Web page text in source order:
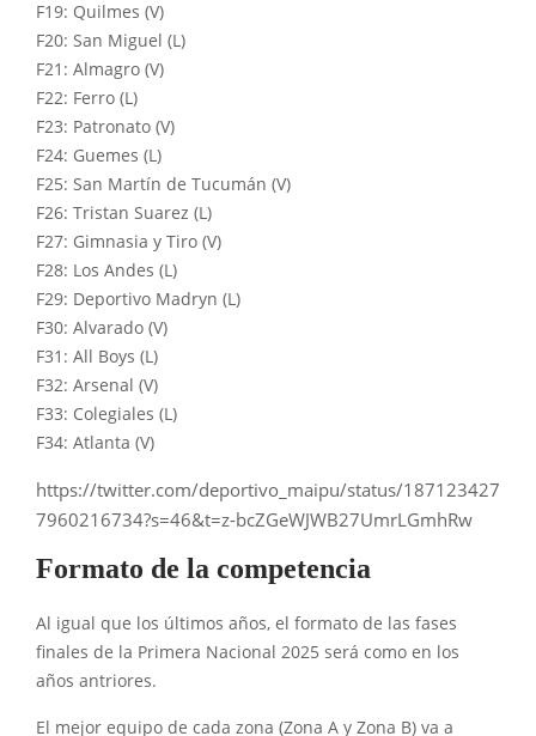
F19: Quilmes (V)
F20: San Miguel (L)
F21: Almagro (V)
F22: Ferro (L)
F23: Patronato (V)
F24: Guemes (L)
F25: San Martín de Tucumán (V)
F26: Tristan Suarez (L)
F27: Gimnasia y Tiro (V)
F28: Los Andes (L)
F29: Deportivo Madryn (L)
F30: Alvarado (V)
F31: All Boys (L)
F32: Arsenal (V)
F33: Colegiales (L)
F34: Atlanta (V)
https://twitter.com/deportivo_maipu/status/187123427
7960216734?s=46&t=z-bcZGeWJWB27UmrLGmhRw
Formato de la competencia
Al igual que los últimos años, el formato de las fases
finales de la Primera Nacional 2025 será como en los
años antriores.
El mejor equipo de cada zona (Zona A y Zona B) va a